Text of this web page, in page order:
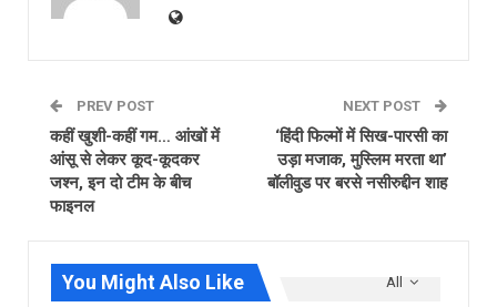
PREV POST
कहीं खुशी-कहीं गम… आंखों में
आंसू से लेकर कूद-कूदकर
जश्न, इन दो टीम के बीच
फाइनल
NEXT POST
‘हिंदी फिल्मों में सिख-पारसी का
उड़ा मजाक, मुस्लिम मरता था’
बॉलीवुड पर बरसे नसीरुद्दीन शाह
All
You Might Also Like